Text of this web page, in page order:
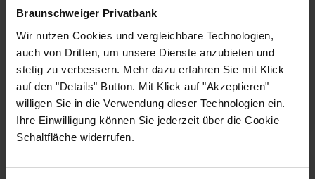
Braunschweiger Privatbank
Wir nutzen Cookies und vergleichbare Technologien,
auch von Dritten, um unsere Dienste anzubieten und
stetig zu verbessern. Mehr dazu erfahren Sie mit Klick
auf den "Details" Button. Mit Klick auf "Akzeptieren"
willigen Sie in die Verwendung dieser Technologien ein.
Ihre Einwilligung können Sie jederzeit über die Cookie
Schaltfläche widerrufen.
Im Sinne der Wirtschaft und der Umwelt: Das Start Up „Global
Climate“ verspricht einen messbaren Klimaschutz auf Basis
von Echtwerten – schnell,…
WEITERLESEN